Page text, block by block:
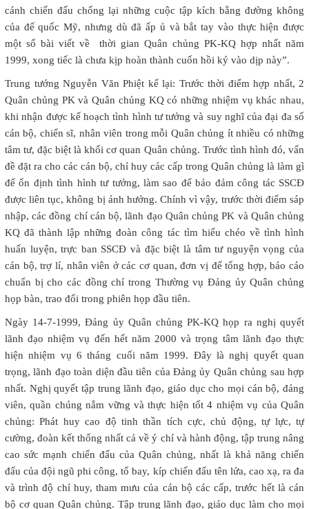
cánh chiến đấu chống lại những cuộc tập kích bằng đường không
của đế quốc Mỹ, nhưng dù đã ấp ủ và bắt tay vào thực hiện được
một số bài viết về thời gian Quân chủng PK-KQ hợp nhất năm
1999, xong tiếc là chưa kịp hoàn thành cuốn hồi ký vào dịp này”.
Trung tướng Nguyễn Văn Phiệt kể lại: Trước thời điểm hợp nhất, 2
Quân chủng PK và Quân chủng KQ có những nhiệm vụ khác nhau,
khi nhận được kế hoạch tình hình tư tưởng và suy nghĩ của đại đa số
cán bộ, chiến sĩ, nhân viên trong mỗi Quân chủng ít nhiều có những
tâm tư, đặc biệt là khối cơ quan Quân chủng. Trước tình hình đó, vấn
đề đặt ra cho các cán bộ, chỉ huy các cấp trong Quân chủng là làm gì
để ổn định tình hình tư tưởng, làm sao để bảo đảm công tác SSCĐ
được liên tục, không bị ảnh hưởng. Chính vì vậy, trước thời điểm sáp
nhập, các đồng chí cán bộ, lãnh đạo Quân chủng PK và Quân chủng
KQ đã thành lập những đoàn công tác tìm hiểu chéo về tình hình
huấn luyện, trực ban SSCĐ và đặc biệt là tâm tư nguyện vọng của
cán bộ, trợ lí, nhân viên ở các cơ quan, đơn vị để tổng hợp, báo cáo
chuẩn bị cho các đồng chí trong Thường vụ Đảng ủy Quân chủng
họp bàn, trao đổi trong phiên họp đầu tiên.
Ngày 14-7-1999, Đảng ủy Quân chủng PK-KQ họp ra nghị quyết
lãnh đạo nhiệm vụ đến hết năm 2000 và trọng tâm lãnh đạo thực
hiện nhiệm vụ 6 tháng cuối năm 1999. Đây là nghị quyết quan
trọng, lãnh đạo toàn diện đầu tiên của Đảng ủy Quân chủng sau hợp
nhất. Nghị quyết tập trung lãnh đạo, giáo dục cho mọi cán bộ, đảng
viên, quần chúng nắm vững và thực hiện tốt 4 nhiệm vụ của Quân
chủng: Phát huy cao độ tinh thần tích cực, chủ động, tự lực, tự
cường, đoàn kết thống nhất cả về ý chí và hành động, tập trung nâng
cao sức mạnh chiến đấu của Quân chủng, nhất là khả năng chiến
đấu của đội ngũ phi công, tổ bay, kíp chiến đấu tên lửa, cao xạ, ra đa
và trình độ chỉ huy, tham mưu của cán bộ các cấp, trước hết là cán
bộ cơ quan Quân chủng. Tập trung lãnh đạo, giáo dục làm cho mọi